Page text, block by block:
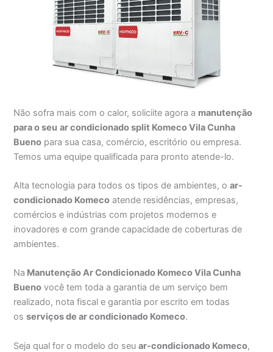
Não sofra mais com o calor, soliciite agora a manutenção
para o seu ar condicionado split Komeco Vila Cunha
Bueno para sua casa, comércio, escritório ou empresa.
Temos uma equipe qualificada para pronto atende-lo.
Alta tecnologia para todos os tipos de ambientes, oar-
condicionado Komeco atende residências, empresas,
comércios e indústrias com projetos modernos e
inovadores e com grande capacidade de coberturas de
ambientes.
Na Manutenção Ar Condicionado Komeco Vila Cunha
Bueno você tem toda a garantia de um serviço bem
realizado, nota fiscal e garantia por escrito em todas
osserviços de ar condicionado Komeco.
Seja qual for o modelo do seuar-condicionado Komeco,